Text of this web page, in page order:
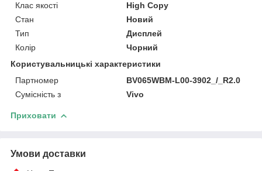
Клас якості
High Copy
Стан
Новий
Тип
Дисплей
Колір
Чорний
Користувальницькі характеристики
Партномер
BV065WBM-L00-3902_/_R2.0
Сумісність з
Vivo
Приховати
Умови доставки